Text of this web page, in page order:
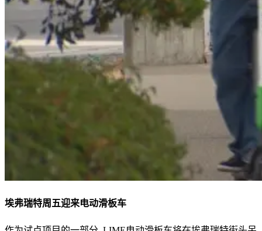
埃弗瑞特周五迎来电动滑板车